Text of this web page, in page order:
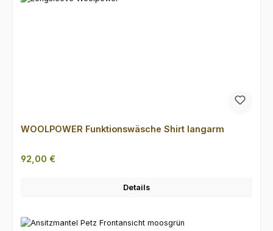
WOOLPOWER Funktionswäsche Shirt langarm
Regulärer Preis:
92,00 €
Details